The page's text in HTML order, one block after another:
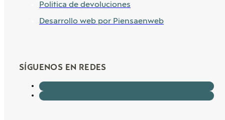
Politica de devoluciones
Desarrollo web por Piensaenweb
SÍGUENOS EN REDES